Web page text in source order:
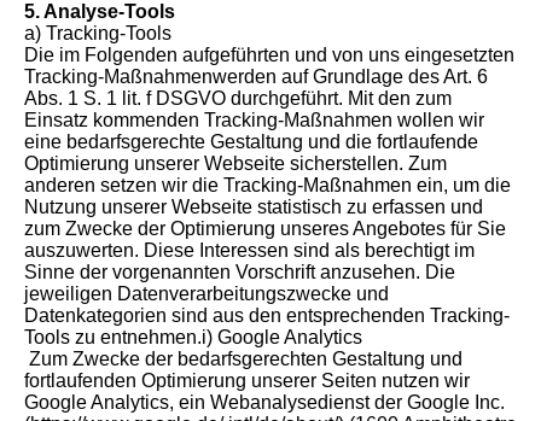
5. Analyse-Tools
a) Tracking-Tools
Die im Folgenden aufgeführten und von uns eingesetzten
Tracking-Maßnahmenwerden auf Grundlage des Art. 6
Abs. 1 S. 1 lit. f DSGVO durchgeführt. Mit den zum
Einsatz kommenden Tracking-Maßnahmen wollen wir
eine bedarfsgerechte Gestaltung und die fortlaufende
Optimierung unserer Webseite sicherstellen. Zum
anderen setzen wir die Tracking-Maßnahmen ein, um die
Nutzung unserer Webseite statistisch zu erfassen und
zum Zwecke der Optimierung unseres Angebotes für Sie
auszuwerten. Diese Interessen sind als berechtigt im
Sinne der vorgenannten Vorschrift anzusehen. Die
jeweiligen Datenverarbeitungszwecke und
Datenkategorien sind aus den entsprechenden Tracking-
Tools zu entnehmen.i) Google Analytics
Zum Zwecke der bedarfsgerechten Gestaltung und
fortlaufenden Optimierung unserer Seiten nutzen wir
Google Analytics, ein Webanalysedienst der Google Inc.